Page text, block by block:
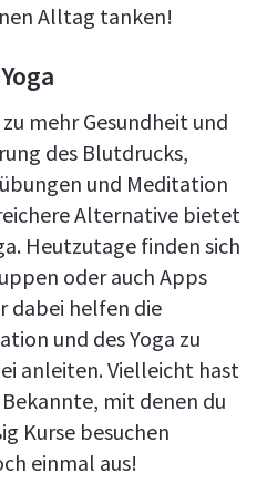
Alltag tanken!
mehr Gesundheit und
des Blutdrucks,
und Meditation
Alternative bietet
Heutzutage finden sich
oder auch Apps
dabei helfen die
und des Yoga zu
anleiten. Vielleicht hast
mit denen du
Kurse besuchen
einmal aus!